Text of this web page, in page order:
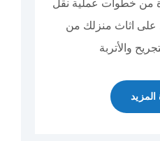
من خطوات عملية نقل
على اثاث منزلك من
والأتربة
المزيد